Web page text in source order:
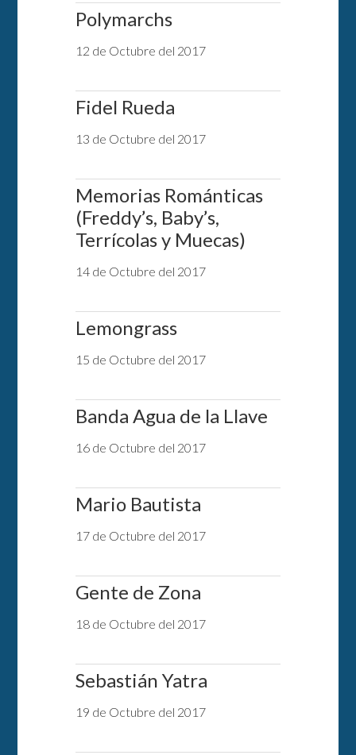
Polymarchs
12 de Octubre del 2017
Fidel Rueda
13 de Octubre del 2017
Memorias Románticas
(Freddy’s, Baby’s,
Terrícolas y Muecas)
14 de Octubre del 2017
Lemongrass
15 de Octubre del 2017
Banda Agua de la Llave
16 de Octubre del 2017
Mario Bautista
17 de Octubre del 2017
Gente de Zona
18 de Octubre del 2017
Sebastián Yatra
19 de Octubre del 2017